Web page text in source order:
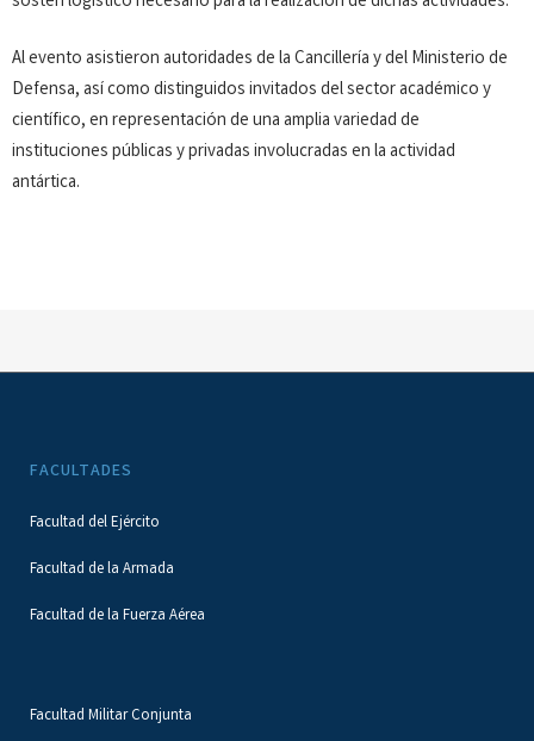
Al evento asistieron autoridades de la Cancillería y del Ministerio de
Defensa, así como distinguidos invitados del sector académico y
científico, en representación de una amplia variedad de
instituciones públicas y privadas involucradas en la actividad
antártica.
FACULTADES
Facultad del Ejército
Facultad de la Armada
Facultad de la Fuerza Aérea
Facultad Militar Conjunta